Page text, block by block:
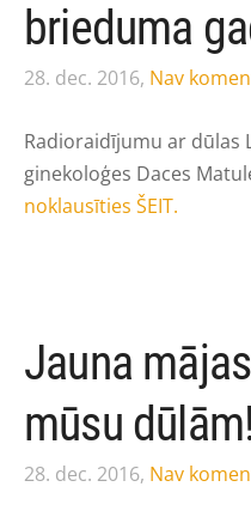
brieduma
28. dec. 2016, Nav
Radioraidījumu ar dūlas
ginekoloģes Daces
noklausīties ŠEIT.
Jauna
mūsu dūlām!
28. dec. 2016, Nav